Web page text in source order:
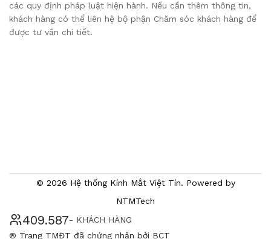
các quy định pháp luật hiện hành. Nếu cần thêm thông tin,
khách hàng có thể liên hệ bộ phận Chăm sóc khách hàng để
được tư vấn chi tiết.
© 2026 Hệ thống Kính Mắt Việt Tín. Powered by
NTMTech
433.293- KHÁCH HÀNG
® Trang TMĐT đã chứng nhận bởi BCT